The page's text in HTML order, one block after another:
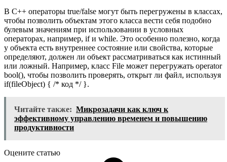
В C++ операторы true/false могут быть перегружены в классах,
чтобы позволить объектам этого класса вести себя подобно
булевым значениям при использовании в условных
операторах, например, if и while. Это особенно полезно, когда
у объекта есть внутреннее состояние или свойства, которые
определяют, должен ли объект рассматриваться как истинный
или ложный. Например, класс File может перегружать operator
bool(), чтобы позволить проверять, открыт ли файл, используя
if(fileObject) { /* код */ }.
Читайте также: Микрозадачи как ключ к
эффективному управлению временем и повышению
продуктивности
Оцените статью